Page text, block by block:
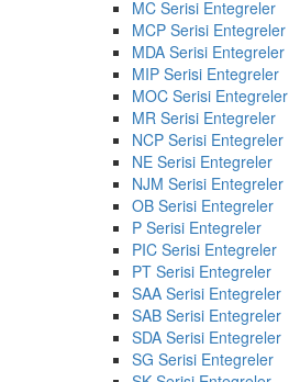
MC Serisi Entegreler
MCP Serisi Entegreler
MDA Serisi Entegreler
MIP Serisi Entegreler
MOC Serisi Entegreler
MR Serisi Entegreler
NCP Serisi Entegreler
NE Serisi Entegreler
NJM Serisi Entegreler
OB Serisi Entegreler
P Serisi Entegreler
PIC Serisi Entegreler
PT Serisi Entegreler
SAA Serisi Entegreler
SAB Serisi Entegreler
SDA Serisi Entegreler
SG Serisi Entegreler